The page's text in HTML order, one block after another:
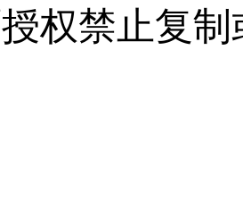
权禁止复